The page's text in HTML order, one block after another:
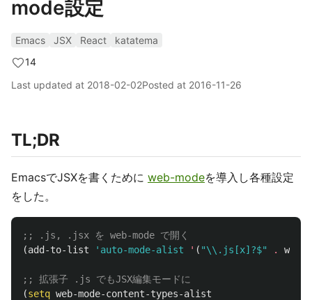
mode設定
Emacs JSX React
katatema
14
Last updated at 2018-02-02Posted at 2016-11-26
TL;DR
EmacsでJSXを書くために web-modeを導入し各種設定
をした。
;; .js, .jsx を web-mode で開く
(add-to-list 'auto-mode-alist ' ( "\\.js[x]?$" . web-
;; 拡張子 .js でもJSX編集モードに
(setq web-mode-content-types-alist